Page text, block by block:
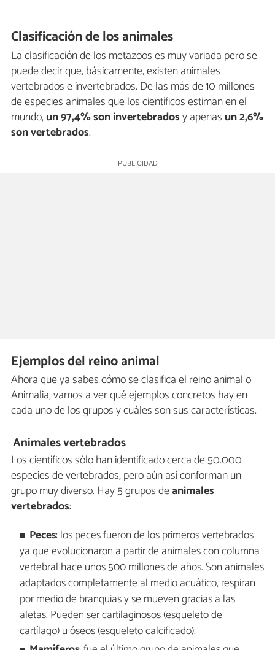
Clasificación de los animales
La clasificación de los metazoos es muy variada pero se
puede decir que, básicamente, existen animales
vertebrados e invertebrados. De las más de 10 millones
de especies animales que los científicos estiman en el
mundo,un 97,4%son invertebradosy apenas un 2,6%
son vertebrados.
Ejemplos del reino animal
Ahora que ya sabes cómo se clasifica el reino animal o
Animalia, vamos a ver qué ejemplos concretos hay en
cada uno de los grupos y cuáles son sus características.
Animales vertebrados
Los científicos sólo han identificado cerca de 50.000
especies de vertebrados, pero aún así conforman un
grupo muy diverso. Hay 5 grupos deanimales
vertebrados:
Peces: los peces fueron de los primeros vertebrados
ya que evolucionaron a partir de animales con columna
vertebral hace unos 500 millones de años. Son animales
adaptados completamente al medio acuático, respiran
por medio de branquias y se mueven gracias a las
aletas. Pueden ser cartilaginosos (esqueleto de
cartílago) u óseos (esqueleto calcificado).